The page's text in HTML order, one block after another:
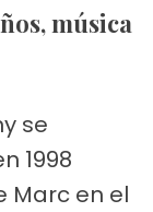
se
1998
Marc en el